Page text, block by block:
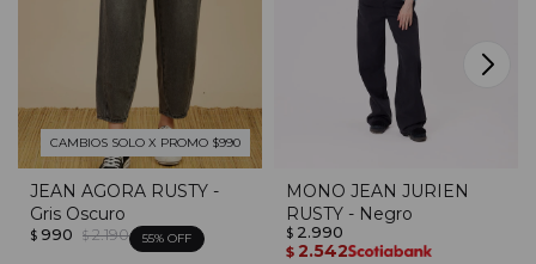
CAMBIOS SOLO X PROMO $990
JEAN AGORA RUSTY -
Gris Oscuro
$ 990 $ 2.190 55
MONO JEAN JURIEN
RUSTY - Negro
$ 2.990
$ 2.542